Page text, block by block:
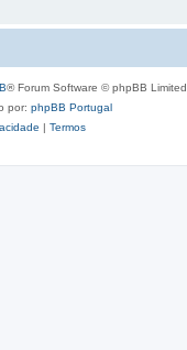
® Forum Software © phpBB Limited
por: phpBB Portugal
| Termos